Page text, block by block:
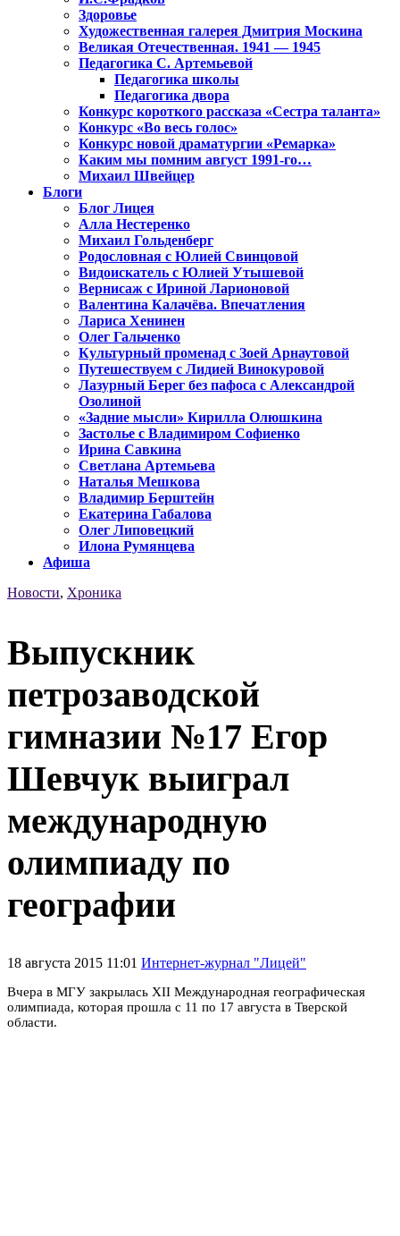
Здоровье
Художественная галерея Дмитрия Москина
Великая Отечественная. 1941 — 1945
Педагогика С. Артемьевой
Педагогика школы
Педагогика двора
Конкурс короткого рассказа «Сестра таланта»
Конкурс «Во весь голос»
Конкурс новой драматургии «Ремарка»
Каким мы помним август 1991-го…
Михаил Швейцер
Блоги
Блог Лицея
Алла Нестеренко
Михаил Гольденберг
Родословная с Юлией Свинцовой
Видоискатель с Юлией Утышевой
Вернисаж с Ириной Ларионовой
Валентина Калачёва. Впечатления
Лариса Хенинен
Олег Гальченко
Культурный променад с Зоей Арнаутовой
Путешествуем с Лидией Винокуровой
Лазурный Берег без пафоса с Александрой
Озолиной
«Задние мысли» Кирилла Олюшкина
Застолье с Владимиром Софиенко
Ирина Савкина
Светлана Артемьева
Наталья Мешкова
Владимир Берштейн
Екатерина Габалова
Олег Липовецкий
Илона Румянцева
Афиша
Новости, Хроника
Выпускник
петрозаводской
гимназии №17 Егор
Шевчук выиграл
международную
олимпиаду по
географии
18 августа 2015 11:01 Интернет-журнал "Лицей"
Вчера в МГУ закрылась XII Международная географическая
олимпиада, которая прошла с 11 по 17 августа в Тверской
области.